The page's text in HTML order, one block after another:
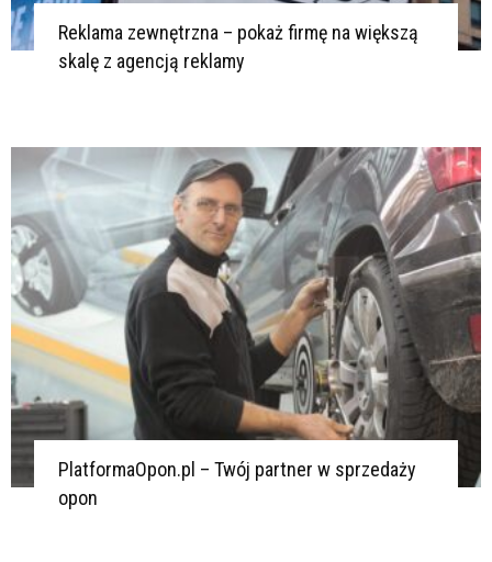
Reklama zewnętrzna – pokaż firmę na większą
skalę z agencją reklamy
PlatformaOpon.pl – Twój partner w sprzedaży
opon